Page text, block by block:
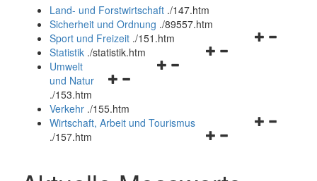
und
schließen
Land- und Forstwirtschaft ./147.htm
Sicherheit und Ordnung ./89557.htm
Navigationsmenü
Sport und Freizeit ./151.htm
Navigationsmenü
Statistik ./statistik.htm
Navigationsmenü
und
schließen
Umwelt
und Natur
./153.htm
Verkehr ./155.htm
Navigationsmenü
schließen
Wirtschaft, Arbeit und Tourismus
./157.htm